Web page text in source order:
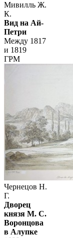
Мивилль Ж.
К.
Вид на Ай-
Петри
Между 1817
и 1819
ГРМ
Чернецов Н.
Г.
Дворец
князя М. С.
Воронцова
в Алупке